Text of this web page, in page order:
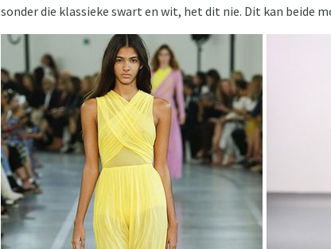
sonder die klassieke swart en wit, het dit nie. Dit kan beide